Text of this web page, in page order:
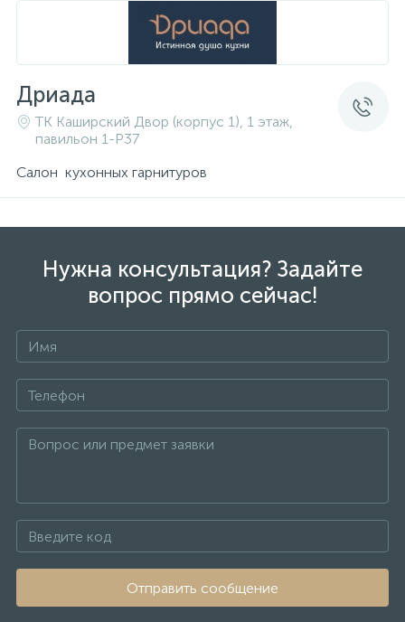
Дриада
ТК Каширский Двор (корпус 1), 1 этаж,
павильон 1-P37
Салон кухонных гарнитуров
Нужна консультация? Задайте
вопрос прямо сейчас!
Отправить сообщение